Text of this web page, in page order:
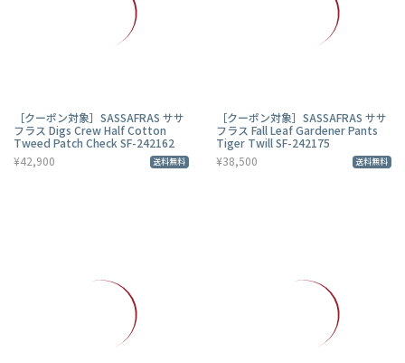
［クーポン対象］SASSAFRAS ササ
フラス Digs Crew Half Cotton
Tweed Patch Check SF-242162
¥42,900
送料無料
［クーポン対象］SASSAFRAS ササ
フラス Fall Leaf Gardener Pants
Tiger Twill SF-242175
¥38,500
送料無料